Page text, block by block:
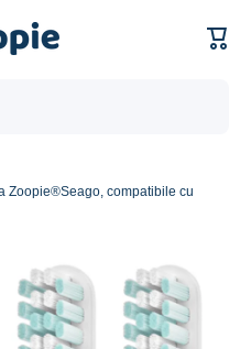
Zoopie®Seago, compatibile cu